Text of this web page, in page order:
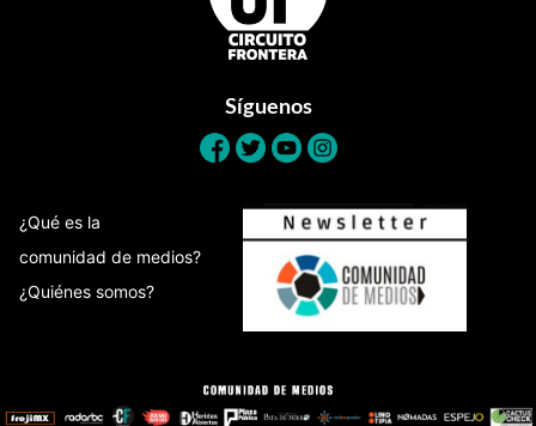
Síguenos
¿Qué es la
comunidad de medios?
¿Quiénes somos?